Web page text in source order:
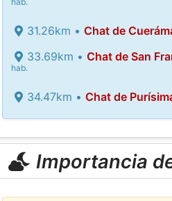
31.26km • Chat de
33.69km • Chat de San
hab.
34.47km • Chat de
Importancia